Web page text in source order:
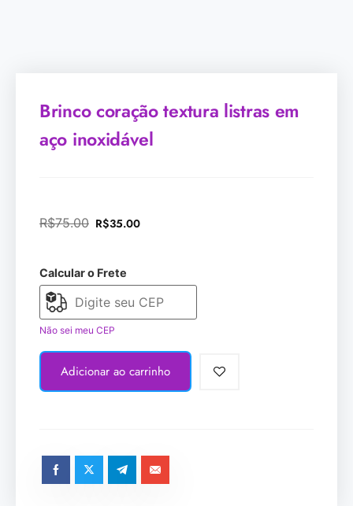
Brinco coração textura listras em
aço inoxidável
R$75.00 R$35.00
Calcular o Frete
Não sei meu CEP
Adicionar ao carrinho